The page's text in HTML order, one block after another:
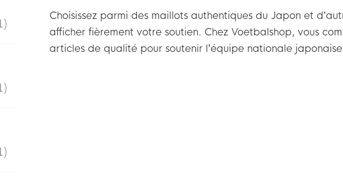
Choisissez parmi des maillots authentiques du Japon et
afficher fièrement votre soutien. Chez Voetbalshop, vous
articles de qualité pour soutenir l’équipe nationale